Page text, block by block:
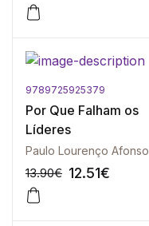
9789725925379
Por Que Falham os
Líderes
Paulo Lourenço Afonso
13.90€ 12.51€